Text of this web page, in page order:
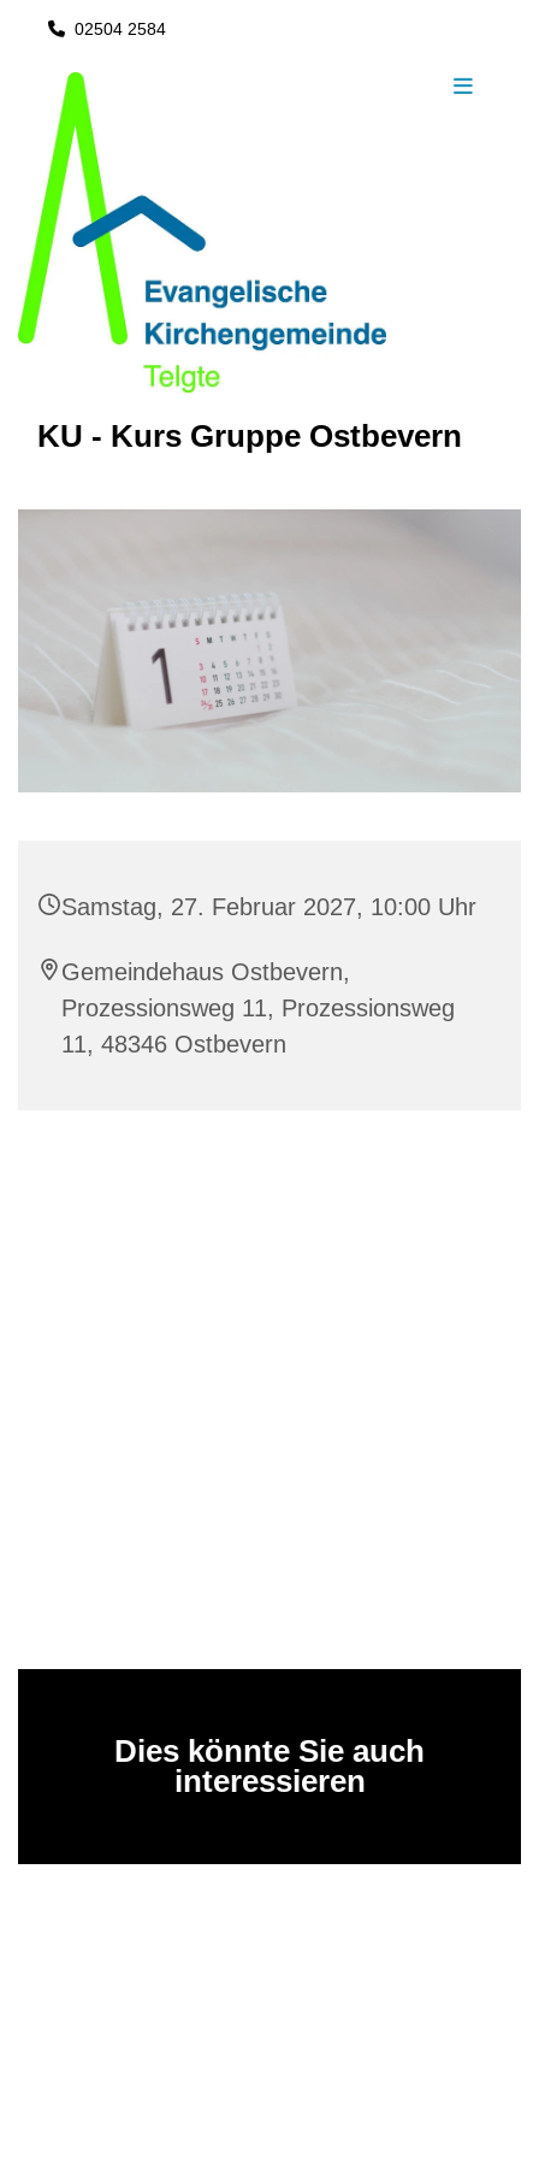
 02504 2584
KU - Kurs Gruppe Ostbevern
Samstag, 27. Februar 2027, 10:00 Uhr
Gemeindehaus Ostbevern,
Prozessionsweg 11, Prozessionsweg
11, 48346 Ostbevern
Dies könnte Sie auch
interessieren